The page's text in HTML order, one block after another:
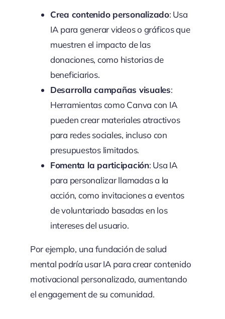
Crea contenido personalizado: Usa
IA para generar videos o gráficos que
muestren el impacto de las
donaciones, como historias de
beneficiarios.
Desarrolla campañas visuales:
Herramientas como Canva con IA
pueden crear materiales atractivos
para redes sociales, incluso con
presupuestos limitados.
Fomenta la participación: Usa IA
para personalizar llamadas a la
acción, como invitaciones a eventos
de voluntariado basadas en los
intereses del usuario.
Por ejemplo, una fundación de salud
mental podría usar IA para crear contenido
motivacional personalizado, aumentando
el engagement de su comunidad.